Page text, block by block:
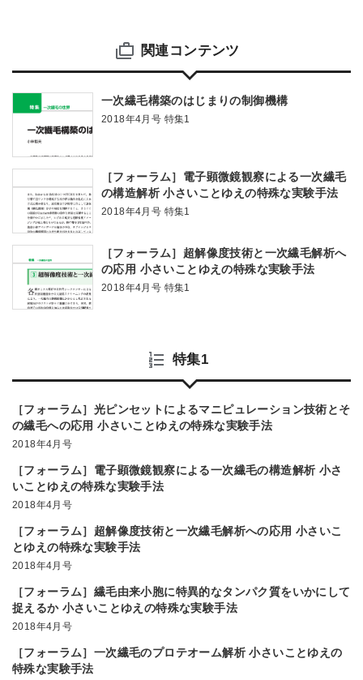
関連コンテンツ
一次繊毛構築のはじまりの制御機構
2018年4月号 特集1
［フォーラム］電子顕微鏡観察による一次繊毛
の構造解析 小さいことゆえの特殊な実験手法
2018年4月号 特集1
［フォーラム］超解像度技術と一次繊毛解析へ
の応用 小さいことゆえの特殊な実験手法
2018年4月号 特集1
特集1
［フォーラム］光ピンセットによるマニピュレーション技術とそ
の繊毛への応用 小さいことゆえの特殊な実験手法
2018年4月号
［フォーラム］電子顕微鏡観察による一次繊毛の構造解析 小さ
いことゆえの特殊な実験手法
2018年4月号
［フォーラム］超解像度技術と一次繊毛解析への応用 小さいこ
とゆえの特殊な実験手法
2018年4月号
［フォーラム］繊毛由来小胞に特異的なタンパク質をいかにして
捉えるか 小さいことゆえの特殊な実験手法
2018年4月号
［フォーラム］一次繊毛のプロテオーム解析 小さいことゆえの
特殊な実験手法